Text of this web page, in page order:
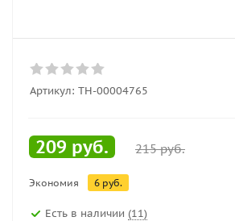
Артикул: ТН-00004765
209 руб. 215руб.
Экономия 6 руб.
Есть в наличии (11)